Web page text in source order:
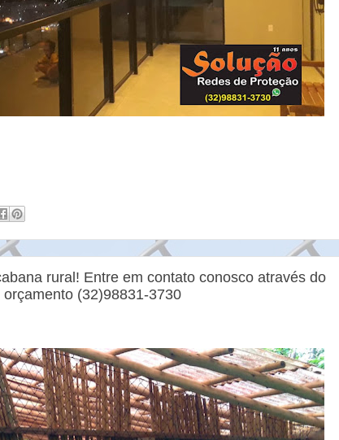
rural! Entre em contato conosco através do
(32)98831-3730